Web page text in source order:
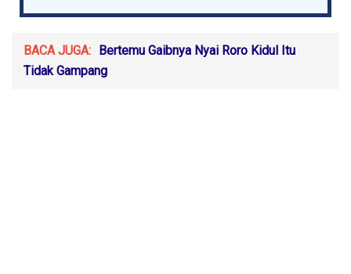
BACA JUGA:
Bertemu Gaibnya Nyai Roro Kidul Itu
Tidak Gampang